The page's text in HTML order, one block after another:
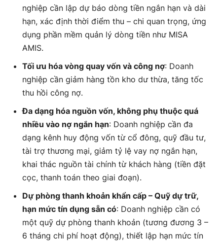
nghiệp cần lập dự báo dòng tiền ngắn hạn và dài
hạn, xác định thời điểm thu – chi quan trọng, ứng
dụng phần mềm quản lý dòng tiền như MISA
AMIS.
Tối ưu hóa vòng quay vốn và công nợ: Doanh
nghiệp cần giảm hàng tồn kho dư thừa, tăng tốc
thu hồi công nợ.
Đa dạng hóa nguồn vốn, không phụ thuộc quá
nhiều vào nợ ngắn hạn: Doanh nghiệp cần đa
dạng kênh huy động vốn từ cổ đông, quỹ đầu tư,
tài trợ thương mại, giảm tỷ lệ vay nợ ngắn hạn,
khai thác nguồn tài chính từ khách hàng (tiền đặt
cọc, thanh toán theo giai đoạn).
Dự phòng thanh khoản khẩn cấp – Quỹ dự trữ,
hạn mức tín dụng sẵn có: Doanh nghiệp cần có
một quỹ dự phòng thanh khoản (tương đương 3 –
6 tháng chi phí hoạt động), thiết lập hạn mức tín